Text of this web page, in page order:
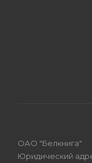
ОАО "Белкнига"
Юридический